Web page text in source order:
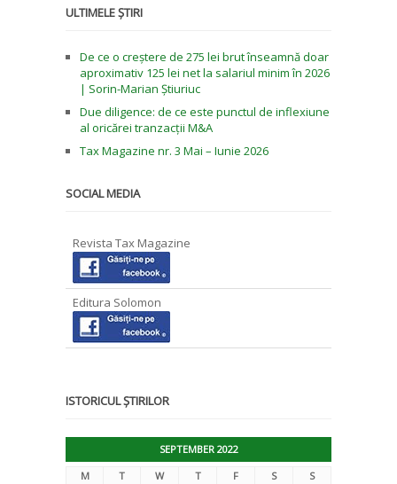
ULTIMELE ȘTIRI
De ce o creștere de 275 lei brut înseamnă doar
aproximativ 125 lei net la salariul minim în 2026
| Sorin-Marian Știuriuc
Due diligence: de ce este punctul de inflexiune
al oricărei tranzacții M&A
Tax Magazine nr. 3 Mai – Iunie 2026
SOCIAL MEDIA
Revista Tax Magazine
Editura Solomon
ISTORICUL ȘTIRILOR
SEPTEMBER 2022
M
T W T F S S